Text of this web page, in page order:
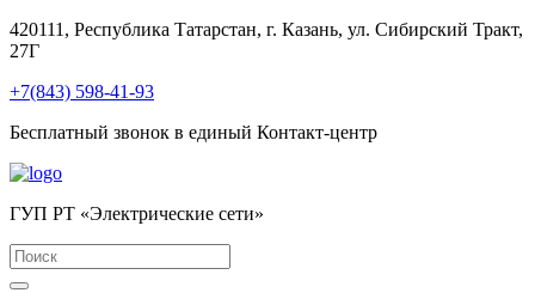
420111, Республика Татарстан, г. Казань, ул. Сибирский Тракт,
27Г
+7(843) 598-41-93
Бесплатный звонок в единый Контакт-центр
ГУП РТ «Электрические сети»